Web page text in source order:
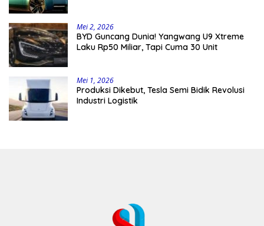
Mei 2, 2026
BYD Guncang Dunia! Yangwang U9 Xtreme
Laku Rp50 Miliar, Tapi Cuma 30 Unit
Mei 1, 2026
Produksi Dikebut, Tesla Semi Bidik Revolusi
Industri Logistik